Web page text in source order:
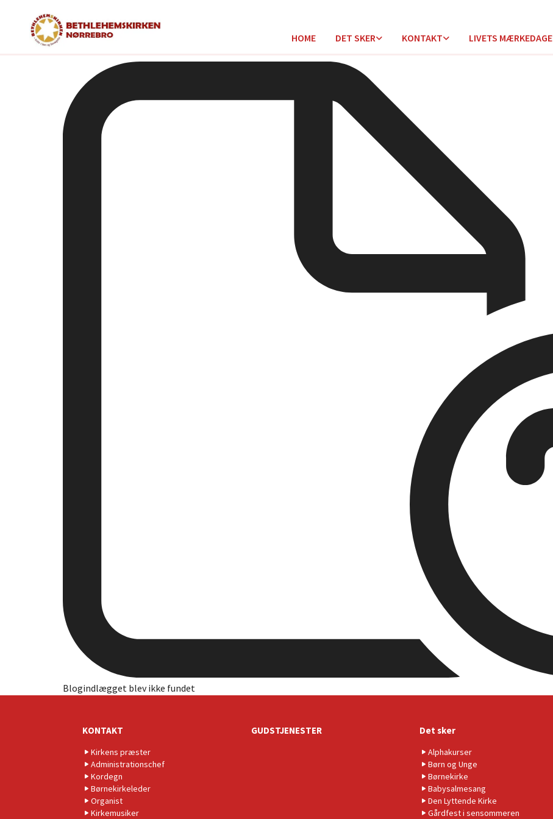
HOME DET SKER KONTAKT LIVETS MÆRKEDAGE
Blogindlægget blev ikke fundet
KONTAKT
Kirkens præster
Administrationschef
Kordegn
Børnekirkeleder
Organist
Kirkemusiker
GUDSTJENESTER Det sker
Alphakurser
Børn og Unge
Børnekirke
Babysalmesang
Den Lyttende Kirke
Gårdfest i sensommeren